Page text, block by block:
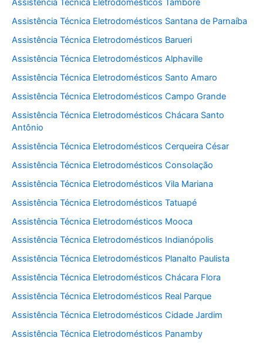
Assistência Técnica Eletrodomésticos Tamboré
Assistência Técnica Eletrodomésticos Santana de Parnaíba
Assistência Técnica Eletrodomésticos Barueri
Assistência Técnica Eletrodomésticos Alphaville
Assistência Técnica Eletrodomésticos Santo Amaro
Assistência Técnica Eletrodomésticos Campo Grande
Assistência Técnica Eletrodomésticos Chácara Santo
Antônio
Assistência Técnica Eletrodomésticos Cerqueira César
Assistência Técnica Eletrodomésticos Consolação
Assistência Técnica Eletrodomésticos Vila Mariana
Assistência Técnica Eletrodomésticos Tatuapé
Assistência Técnica Eletrodomésticos Mooca
Assistência Técnica Eletrodomésticos Indianópolis
Assistência Técnica Eletrodomésticos Planalto Paulista
Assistência Técnica Eletrodomésticos Chácara Flora
Assistência Técnica Eletrodomésticos Real Parque
Assistência Técnica Eletrodomésticos Cidade Jardim
Assistência Técnica Eletrodomésticos Panamby